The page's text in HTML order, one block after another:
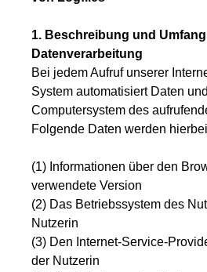
1. Beschreibung und
Datenverarbeitung
Bei jedem Aufruf unserer
System automatisiert Daten
Computersystem des
Folgende Daten werden
(1) Informationen über den
verwendete Version
(2) Das Betriebssystem des
Nutzerin
(3) Den Internet-Service-
der Nutzerin